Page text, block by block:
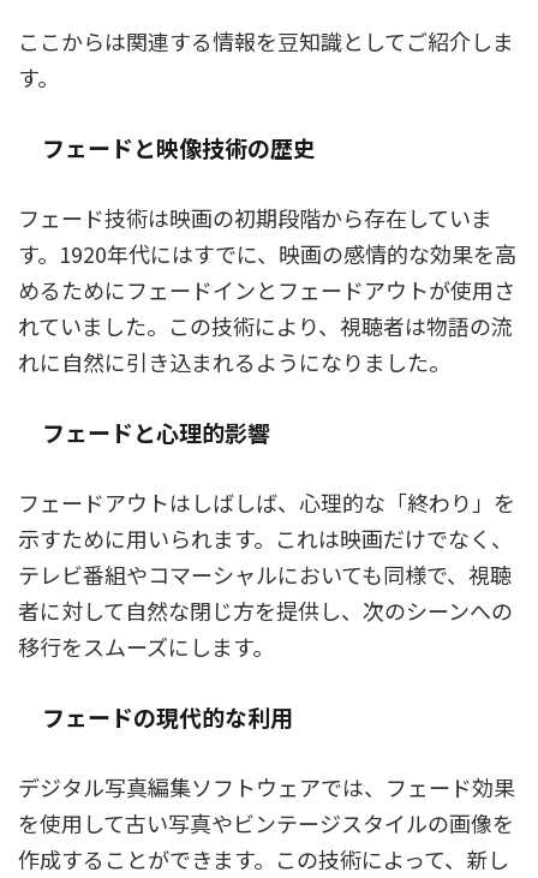
ここからは関連する情報を豆知識としてご紹介しま
す。
フェードと映像技術の歴史
フェード技術は映画の初期段階から存在していま
す。1920年代にはすでに、映画の感情的な効果を高
めるためにフェードインとフェードアウトが使用さ
れていました。この技術により、視聴者は物語の流
れに自然に引き込まれるようになりました。
フェードと心理的影響
フェードアウトはしばしば、心理的な「終わり」を
示すために用いられます。これは映画だけでなく、
テレビ番組やコマーシャルにおいても同様で、視聴
者に対して自然な閉じ方を提供し、次のシーンへの
移行をスムーズにします。
フェードの現代的な利用
デジタル写真編集ソフトウェアでは、フェード効果
を使用して古い写真やビンテージスタイルの画像を
作成することができます。この技術によって、新し